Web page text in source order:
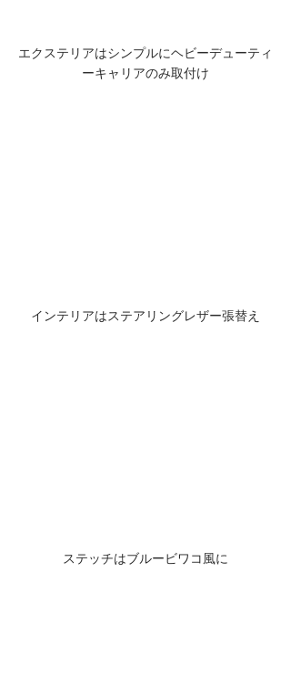
エクステリアはシンプルにヘビーデューティ
ーキャリアのみ取付け
インテリアはステアリングレザー張替え
ステッチはブルービワコ風に